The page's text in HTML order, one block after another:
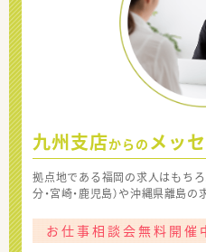
九州支店からの メッ
拠点地である福岡の求人はもちろ
分・宮崎・鹿児島）や沖縄県離島
お仕事相談会無料開催